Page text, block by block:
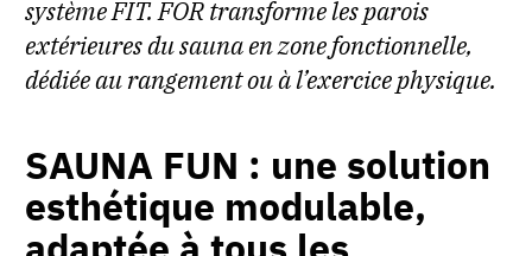
système FIT. FOR transforme les parois
extérieures du sauna en zone fonctionnelle,
dédiée au rangement ou à l’exercice physique.
SAUNA FUN : une solution
esthétique modulable,